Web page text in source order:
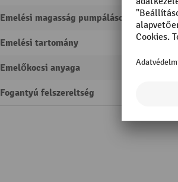
Emelési magasság pumpálásonként12 mm
Emelési tartomány 85 -
Emelőkocsi anyaga
Fogantyú felszereltség